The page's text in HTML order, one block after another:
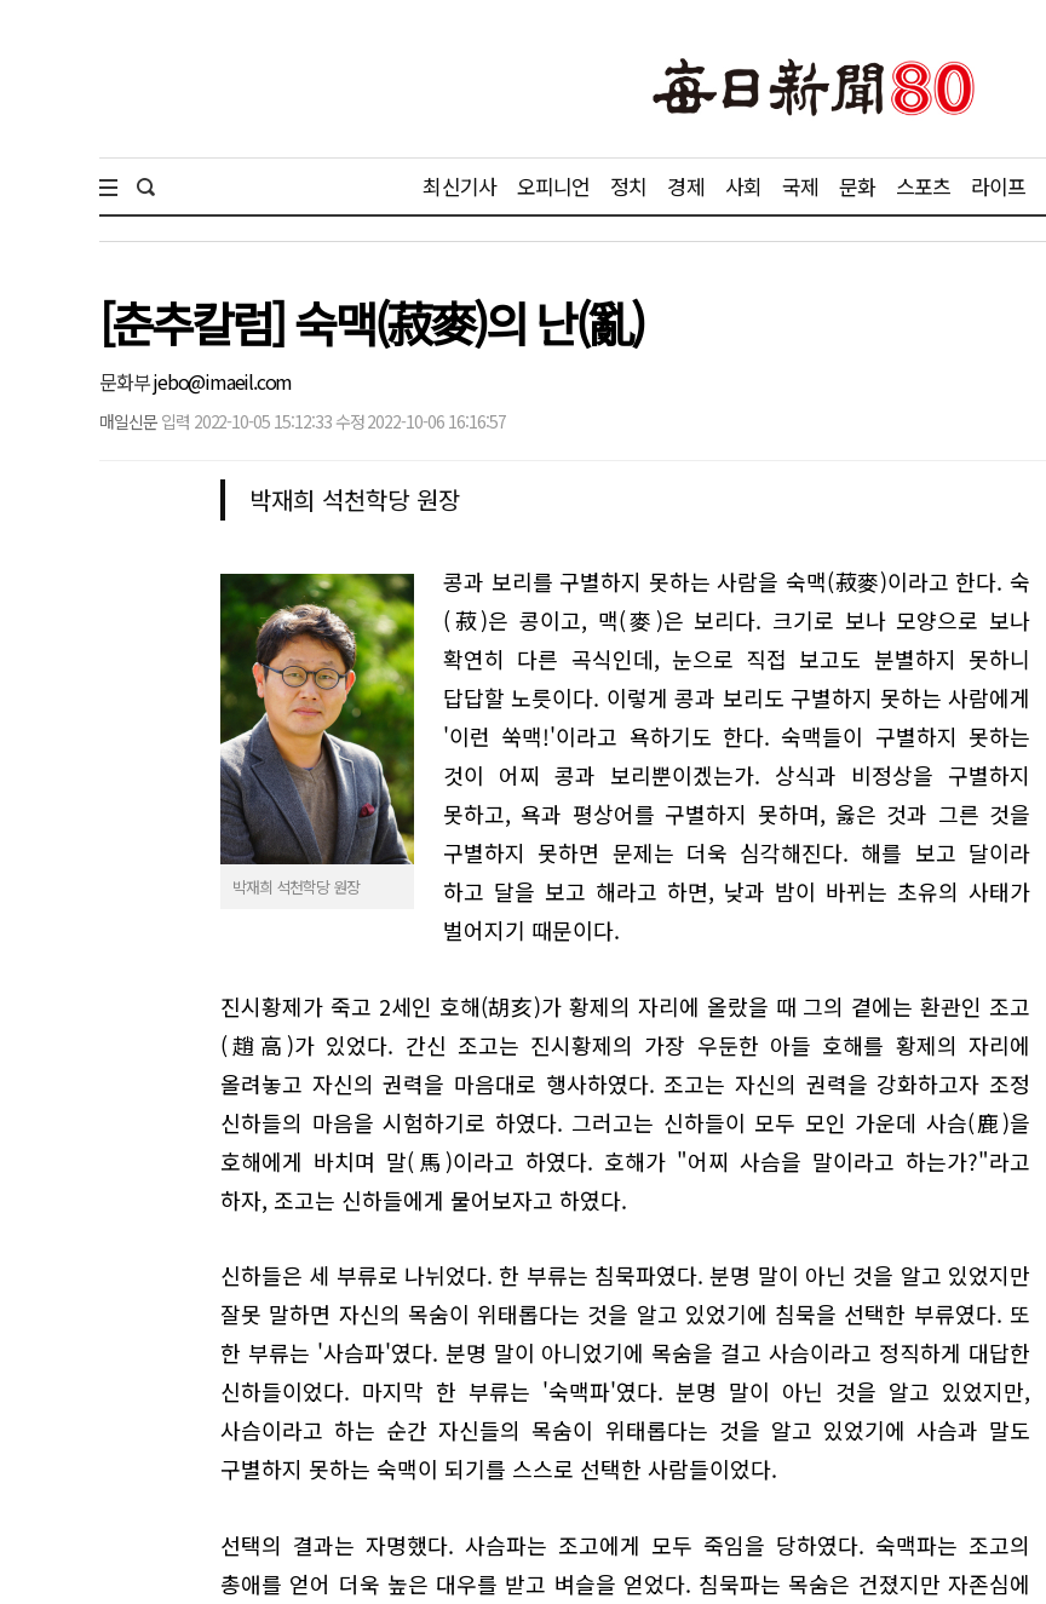
최신기사 오피니언 정치 경제 사회 국제 문화 스포츠 라이프
[춘추칼럼] 숙맥(菽麥)의 난(亂)
문화부jebo@imaeil.com
매일신문 입력 2022-10-05 15:12:33 수정 2022-10-06 16:16:57
박재희 석천학당 원장
박재희 석천학당 원장
콩과 보리를 구별하지 못하는 사람을 숙맥(菽麥)이라고 한다. 숙
(菽)은 콩이고, 맥(麥)은 보리다. 크기로 보나 모양으로 보나
확연히 다른 곡식인데, 눈으로 직접 보고도 분별하지 못하니
답답할 노릇이다. 이렇게 콩과 보리도 구별하지 못하는 사람에게
'이런 쑥맥!'이라고 욕하기도 한다. 숙맥들이 구별하지 못하는
것이 어찌 콩과 보리뿐이겠는가. 상식과 비정상을 구별하지
못하고, 욕과 평상어를 구별하지 못하며, 옳은 것과 그른 것을
구별하지 못하면 문제는 더욱 심각해진다. 해를 보고 달이라
하고 달을 보고 해라고 하면, 낮과 밤이 바뀌는 초유의 사태가
벌어지기 때문이다.
진시황제가 죽고 2세인 호해(胡亥)가 황제의 자리에 올랐을 때 그의 곁에는 환관인 조고
(趙高)가 있었다. 간신 조고는 진시황제의 가장 우둔한 아들 호해를 황제의 자리에
올려놓고 자신의 권력을 마음대로 행사하였다. 조고는 자신의 권력을 강화하고자 조정
신하들의 마음을 시험하기로 하였다. 그러고는 신하들이 모두 모인 가운데 사슴(鹿)을
호해에게 바치며 말(馬)이라고 하였다. 호해가 "어찌 사슴을 말이라고 하는가?"라고
하자, 조고는 신하들에게 물어보자고 하였다.
신하들은 세 부류로 나뉘었다. 한 부류는 침묵파였다. 분명 말이 아닌 것을 알고 있었지만
잘못 말하면 자신의 목숨이 위태롭다는 것을 알고 있었기에 침묵을 선택한 부류였다. 또
한 부류는 '사슴파'였다. 분명 말이 아니었기에 목숨을 걸고 사슴이라고 정직하게 대답한
신하들이었다. 마지막 한 부류는 '숙맥파'였다. 분명 말이 아닌 것을 알고 있었지만,
사슴이라고 하는 순간 자신들의 목숨이 위태롭다는 것을 알고 있었기에 사슴과 말도
구별하지 못하는 숙맥이 되기를 스스로 선택한 사람들이었다.
선택의 결과는 자명했다. 사슴파는 조고에게 모두 죽임을 당하였다. 숙맥파는 조고의
총애를 얻어 더욱 높은 대우를 받고 벼슬을 얻었다. 침묵파는 목숨은 건졌지만 자존심에